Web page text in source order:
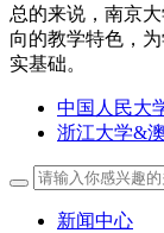
总的来说，南京
向的教学特色，
实基础。
中国人民大
浙江大学&
新闻中心